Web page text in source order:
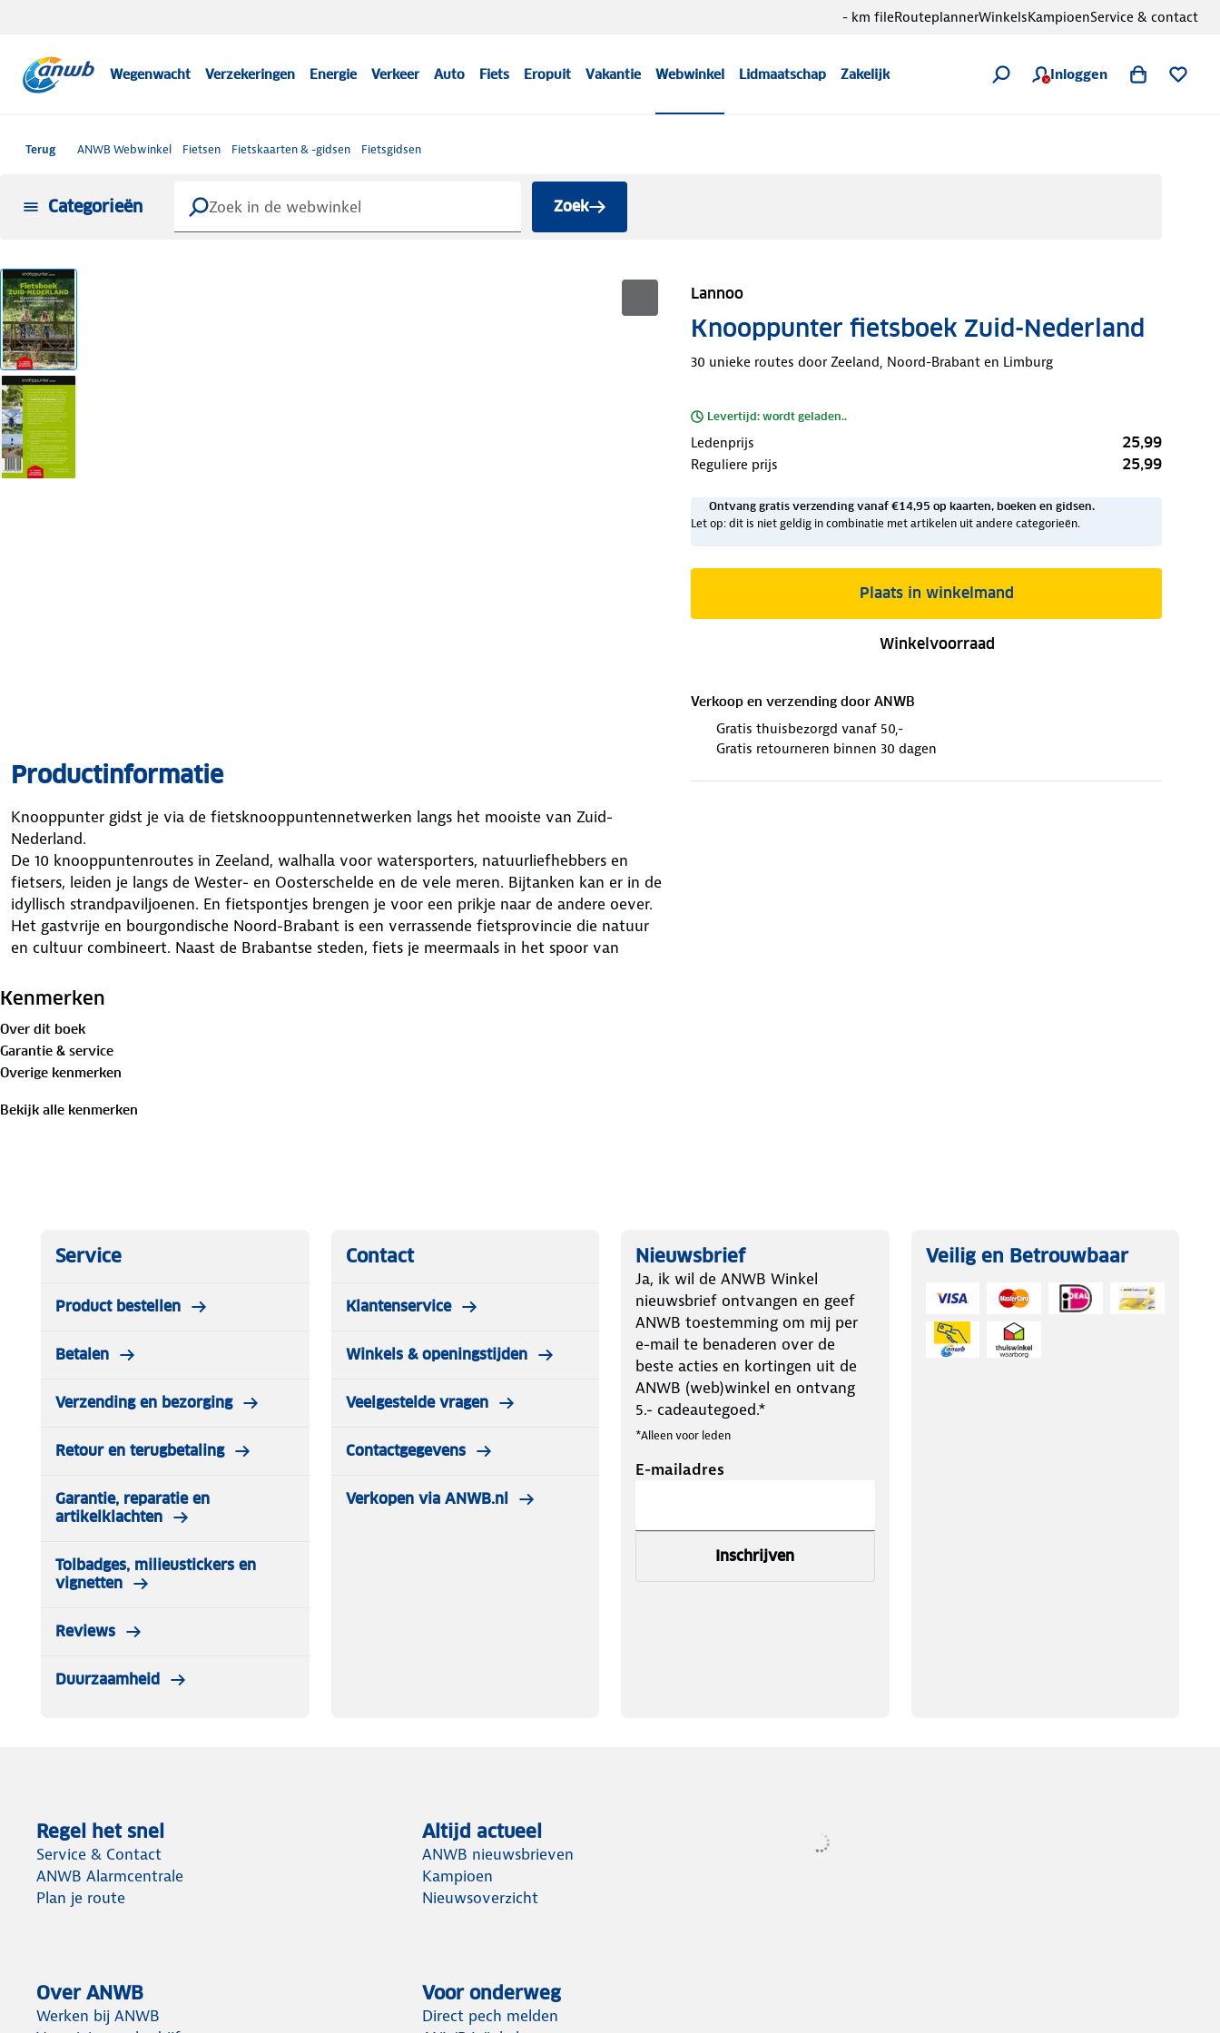
Wegenwacht Verzekeringen Energie Verkeer Auto Fiets Eropuit Vakantie Webwinkel Lidmaatschap Zakelijk Inloggen
- km fileRouteplannerWinkelsKampioenService & contact
Terug ANWB Webwinkel Fietsen Fietskaarten & -gidsen Fietsgidsen
Categorieën Zoek
Lannoo
Knooppunter fietsboek Zuid-Nederland
30 unieke routes door Zeeland, Noord-Brabant en Limburg
Levertijd: wordt geladen..
Ledenprijs 25,99
Reguliere prijs 25,99
Ontvang gratis verzending vanaf €14,95 op kaarten, boeken en gidsen.
Let op: dit is niet geldig in combinatie met artikelen uit andere categorieën.
Plaats in winkelmand
Winkelvoorraad
Verkoop en verzending door ANWB
Gratis thuisbezorgd vanaf 50,-
Gratis retourneren binnen 30 dagen
Productinformatie
Knooppunter gidst je via de fietsknooppuntennetwerken langs het mooiste van Zuid-
Nederland.
De 10 knooppuntenroutes in Zeeland, walhalla voor watersporters, natuurliefhebbers en
fietsers, leiden je langs de Wester- en Oosterschelde en de vele meren. Bijtanken kan er in de
idyllisch strandpaviljoenen. En fietspontjes brengen je voor een prikje naar de andere oever.
Het gastvrije en bourgondische Noord-Brabant is een verrassende fietsprovincie die natuur
en cultuur combineert. Naast de Brabantse steden, fiets je meermaals in het spoor van
bossen en natuurparken is het oorverdovend stil!
heidegebieden, dan weer fiets je langs de Maas of de Geul. In het zuiden van de provincie
word je na een stevige klim op de heuvelkam beloond met weidse uitzichten.
Kenmerken
Over dit boek
Garantie & service
Overige kenmerken
Bekijk alle kenmerken
Service
Product bestellen
Betalen
Verzending en bezorging
Retour en terugbetaling
Garantie, reparatie en
artikelklachten
Tolbadges, milieustickers en
vignetten
Reviews
Duurzaamheid
Contact
Klantenservice
Winkels & openingstijden
Veelgestelde vragen
Contactgegevens
Verkopen via ANWB.nl
Nieuwsbrief
Ja, ik wil de ANWB Winkel
nieuwsbrief ontvangen en geef
ANWB toestemming om mij per
e-mail te benaderen over de
beste acties en kortingen uit de
ANWB (web)winkel en ontvang
5.- cadeautegoed.*
*Alleen voor leden
E-mailadres
Inschrijven
Veilig en Betrouwbaar
Regel het snel
Service & Contact
ANWB Alarmcentrale
Plan je route
Altijd actueel
ANWB nieuwsbrieven
Kampioen
Nieuwsoverzicht
Over ANWB
Werken bij ANWB
Voor onderweg
Direct pech melden